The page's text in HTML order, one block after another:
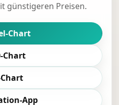
günstigeren Preisen.
Chart
Chart
Chart
App